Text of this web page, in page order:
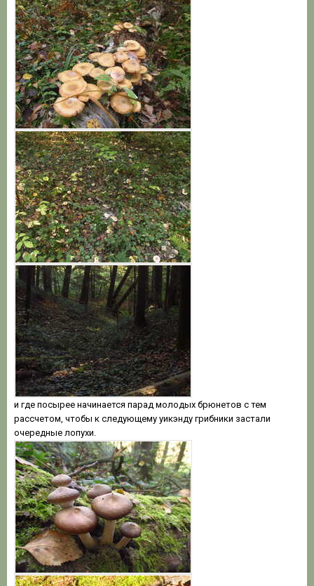
и где посырее начинается парад молодых брюнетов с тем
рассчетом, чтобы к следующему уикэнду грибники застали
очередные лопухи.